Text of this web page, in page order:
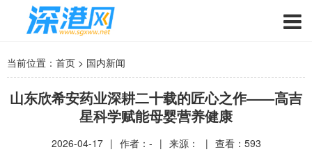
当前位置： 首页 > 国内新闻
山东欣希安药业深耕二十载的匠心之作——高吉
星科学赋能母婴营养健康
2026-04-17 | 作者：- | 来源： | 查看： 593